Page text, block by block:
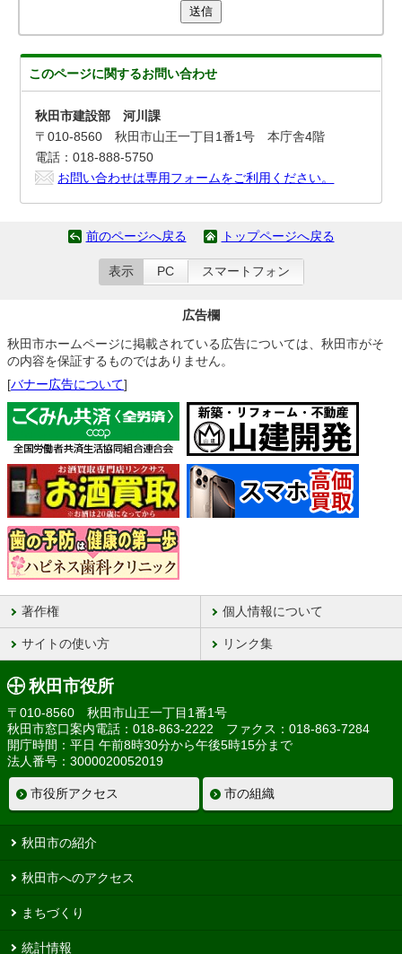
送信
このページに関するお問い合わせ
秋田市建設部 河川課
〒010-8560 秋田市山王一丁目1番1号 本庁舎4階
電話：018-888-5750
お問い合わせは専用フォームをご利用ください。
前のページへ戻る トップページへ戻る
表示 PC スマートフォン
広告欄
秋田市ホームページに掲載されている広告については、秋田市がそ
の内容を保証するものではありません。
[バナー広告について]
著作権 個人情報について
サイトの使い方 リンク集
秋田市役所
〒010-8560 秋田市山王一丁目1番1号
秋田市窓口案内電話：018-863-2222 ファクス：018-863-7284
開庁時間：平日 午前8時30分から午後5時15分まで
法人番号：3000020052019
市役所アクセス 市の組織
秋田市の紹介
秋田市へのアクセス
まちづくり
統計情報